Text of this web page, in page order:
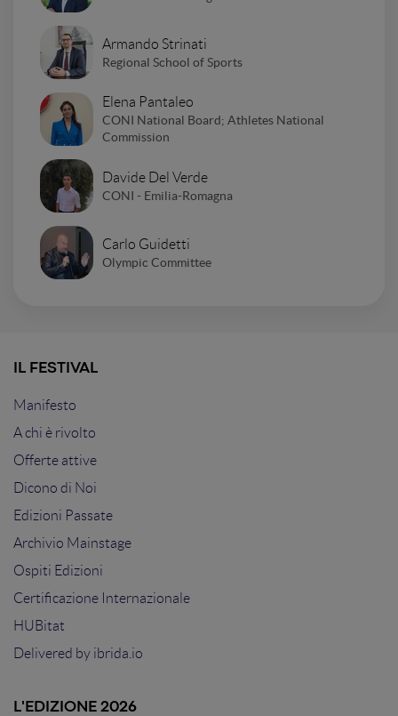
Armando Strinati
Regional School of Sports
Elena Pantaleo
CONI National Board; Athletes National
Commission
Davide Del Verde
CONI - Emilia-Romagna
Carlo Guidetti
Olympic Committee
IL FESTIVAL
Manifesto
A chi è rivolto
Offerte attive
Dicono di Noi
Edizioni Passate
Archivio Mainstage
Ospiti Edizioni
Certificazione Internazionale
HUBitat
Delivered by ibrida.io
L'EDIZIONE 2026